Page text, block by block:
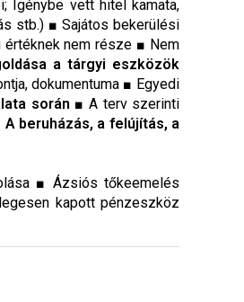
Igénybe vett hitel kamata,
stb.) ■ Sajátos bekerülési
értéknek nem része ■ Nem
a tárgyi eszközök
dokumentuma ■ Egyedi
során ■ A terv szerinti
A beruházás, a felújítás, a
■ Ázsiós tőkeemelés
kapott pénzeszköz